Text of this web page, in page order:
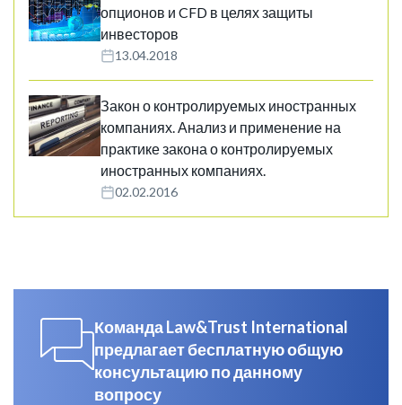
опционов и CFD в целях защиты
инвесторов
13.04.2018
Закон о контролируемых иностранных
компаниях. Анализ и применение на
практике закона о контролируемых
иностранных компаниях.
02.02.2016
Команда Law&Trust International
предлагает бесплатную общую
консультацию по данному
вопросу